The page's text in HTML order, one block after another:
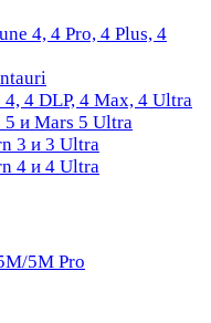
4, 4 Pro, 4 Plus, 4
4 DLP, 4 Max, 4 Ultra
5 и Mars 5 Ultra
3 и 3 Ultra
4 и 4 Ultra
5M Pro